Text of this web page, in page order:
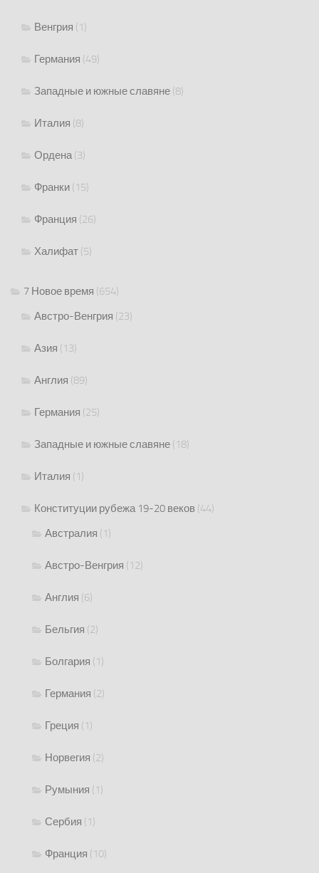
Венгрия (1)
Германия (49)
Западные и южные славяне (8)
Италия (8)
Ордена(3)
Франки (15)
Франция (26)
Халифат (5)
7 Новое время (654)
Австро-Венгрия (23)
Азия (13)
Англия (89)
Германия (25)
Западные и южные славяне (18)
Италия (1)
Конституции рубежа 19-20 веков (44)
Австралия (1)
Австро-Венгрия (12)
Англия (6)
Бельгия (2)
Болгария (1)
Германия (2)
Греция (1)
Норвегия (2)
Румыния (1)
Сербия (1)
Франция (10)